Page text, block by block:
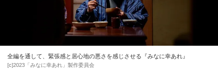
全編を通して、緊張感と居心地の悪さを感じさせる『みなに幸あれ』
[c]2023「みなに幸あれ」製作委員会